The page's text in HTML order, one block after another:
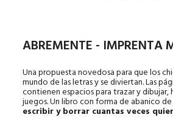
ABREMENTE - IMPRENTA
Una propuesta novedosa para que los
mundo de las letras y se diviertan. Las
contienen espacios para trazar y dibujar,
juegos. Un libro con forma de abanico
escribir y borrar cuantas veces